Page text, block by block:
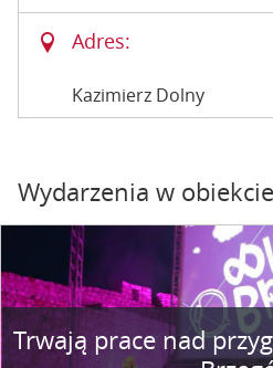
Adres:
Kazimierz Dolny
Wydarzenia w obiekcie
Trwają prace nad